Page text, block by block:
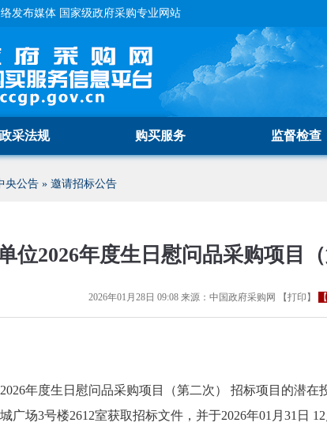
发布媒体 国家级政府采购专业网站
政采法规 购买服务 监督检查
央公告 » 邀请招标公告
位2026年度生日慰问品采购项目
2026年01月28日 09:08来源： 中国政府采购网 【打印 】
年度生日慰问品采购项目（第二次） 招标项目的潜
广场3号楼2612室获取招标文件，并于2026年01月31日